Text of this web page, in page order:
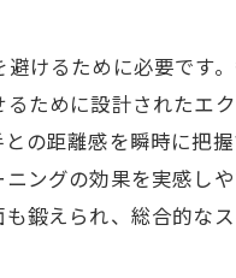
けるために必要です
ために設計されたエ
の距離感を瞬時に把
ングの効果を実感し
鍛えられ、総合的な